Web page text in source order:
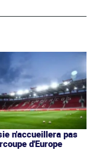
n'accueillera pas
d'Europe